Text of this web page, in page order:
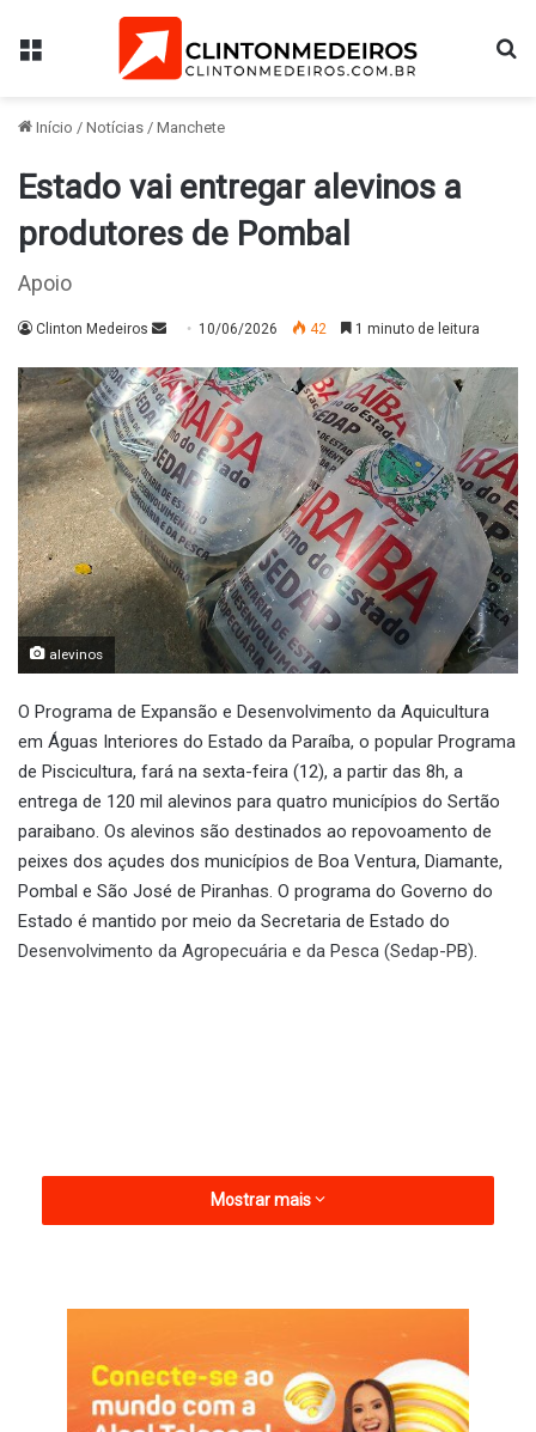
Menu
Início / Notícias / Manchete
Estado vai entregar alevinos a
produtores de Pombal
Apoio
Clinton Medeiros
Mande
e-
mail
10/06/2026 42 1 minuto de leitura
alevinos
O Programa de Expansão e Desenvolvimento da Aquicultura
em Águas Interiores do Estado da Paraíba, o popular Programa
de Piscicultura, fará na sexta-feira (12), a partir das 8h, a
entrega de 120 mil alevinos para quatro municípios do Sertão
paraibano. Os alevinos são destinados ao repovoamento de
peixes dos açudes dos municípios de Boa Ventura, Diamante,
Pombal e São José de Piranhas. O programa do Governo do
Estado é mantido por meio da Secretaria de Estado do
Desenvolvimento da Agropecuária e da Pesca (Sedap-PB).
Mostrar mais